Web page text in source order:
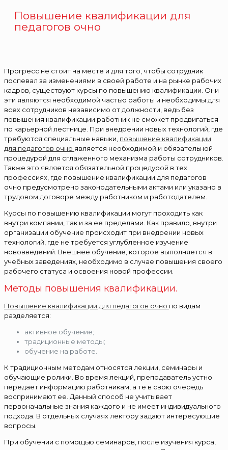
Повышение квалификации для
педагогов очно
Прогресс не стоит на месте и для того, чтобы сотрудник
поспевал за изменениями в своей работе и на рынке рабочих
кадров, существуют курсы по повышению квалификации. Они
эти являются необходимой частью работы и необходимы для
всех сотрудников независимо от должности, ведь без
повышения квалификации работник не сможет продвигаться
по карьерной лестнице. При внедрении новых технологий, где
требуются специальные навыки, повышение квалификации
для педагогов очно является необходимой и обязательной
процедурой для сглаженного механизма работы сотрудников.
Также это является обязательной процедурой в тех
профессиях, где повышение квалификации для педагогов
очно предусмотрено законодательными актами или указано в
трудовом договоре между работником и работодателем.
Курсы по повышению квалификации могут проходить как
внутри компании, так и за ее пределами. Как правило, внутри
организации обучение происходит при внедрении новых
технологий, где не требуется углубленное изучение
нововведений. Внешнее обучение, которое выполняется в
учебных заведениях, необходимо в случае повышения своего
рабочего статуса и освоения новой профессии.
Методы повышения квалификации.
Повышение квалификации для педагогов очно по видам
разделяется:
активное обучение;
традиционные методы;
обучение на работе.
К традиционным методам относятся лекции, семинары и
обучающие ролики. Во время лекций, преподаватель устно
передает информацию работникам, а те в свою очередь
воспринимают ее. Данный способ не учитывает
первоначальные знания каждого и не имеет индивидуального
подхода. В отдельных случаях лектору задают интересующие
вопросы.
При обучении с помощью семинаров, после изучения курса,